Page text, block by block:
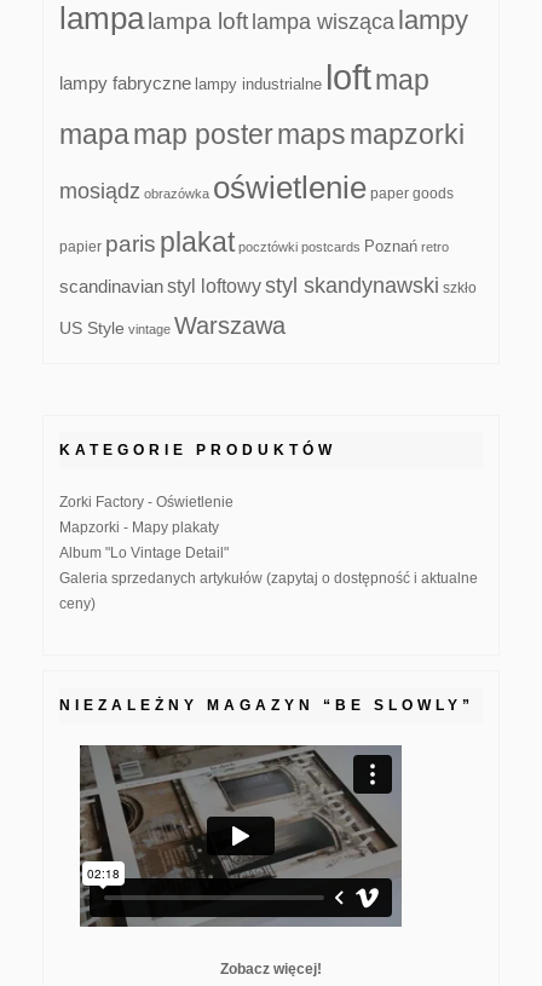
lampa lampa loft lampa wisząca lampy
lampy fabryczne lampy industrialne loftmap
mapamap postermapsmapzorki
mosiądz obrazówka oświetlenie paper goods
papier paris plakat pocztówki postcards Poznań retro
scandinavianstyl loftowystyl skandynawski szkło
US Style vintage Warszawa
KATEGORIE PRODUKTÓW
Zorki Factory - Oświetlenie
Mapzorki - Mapy plakaty
Album "Lo Vintage Detail"
Galeria sprzedanych artykułów (zapytaj o dostępność i aktualne
ceny)
NIEZALEŻNY MAGAZYN “BE SLOWLY”
Zobacz więcej!